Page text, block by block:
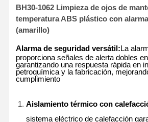
BH30-1062 Limpieza de ojos de
temperatura ABS plástico con
(amarillo)
Alarma de seguridad versátil: La
proporciona señales de alerta dobles
garantizando una respuesta rápida en
petroquímica y la fabricación,
cumplimiento
Aislamiento térmico con
sistema eléctrico de calefacción